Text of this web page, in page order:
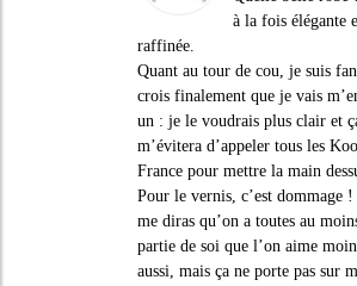
à la fois élégante
raffinée.
Quant au tour de cou, je suis
crois finalement que je vais
un : je le voudrais plus clair et
m’évitera d’appeler tous les
France pour mettre la main
Pour le vernis, c’est dommage
me diras qu’on a toutes au
partie de soi que l’on aime
aussi, mais ça ne porte pas sur